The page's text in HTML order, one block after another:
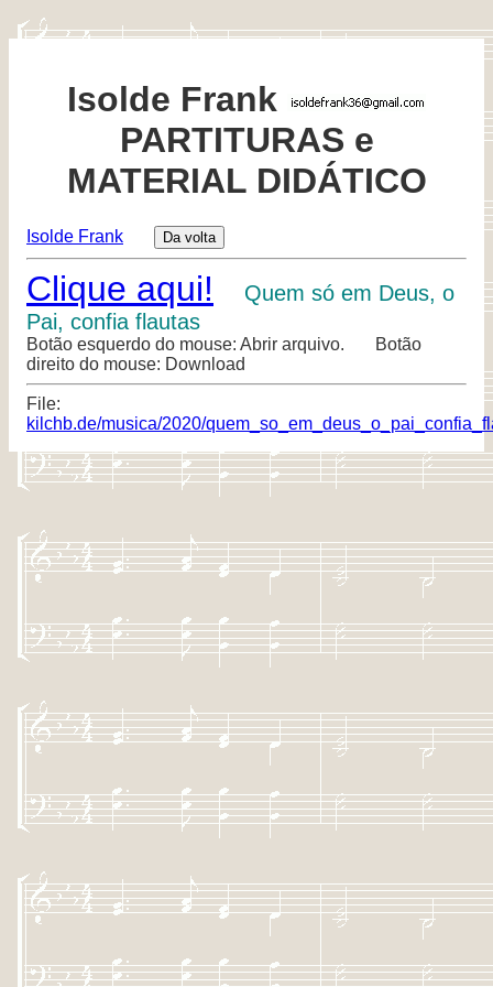
Isolde Frank
PARTITURAS e
MATERIAL DIDÁTICO
Isolde Frank
Clique aqui!
Quem só em Deus, o
Pai, confia flautas
Botão esquerdo do mouse: Abrir arquivo. Botão
direito do mouse: Download
File:
kilchb.de/musica/2020/